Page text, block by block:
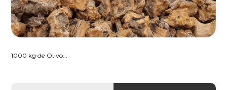
1000 kg de Olivo...